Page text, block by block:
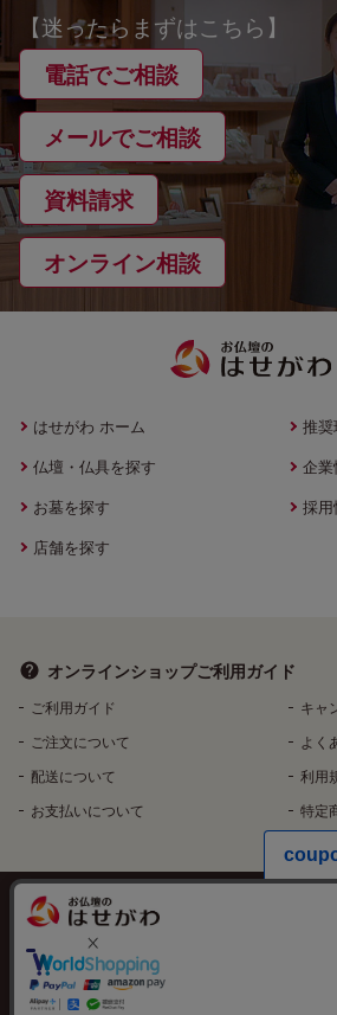
【迷ったらまずはこちら】
電話でご相談
メールでご相談
資料請求
オンライン相談
はせがわ ホーム
仏壇・仏具を探す
お墓を探す
店舗を探す
推
企業
採用
オンラインショップご利用ガイド
ご利用ガイド
ご注文について
配送について
お支払いについて
キャ
よく
利用
特定
個人情報保護方針
特定個人情報などの適正な取扱いに関する基本方針
反社会的勢力排除へ向けた基本方針